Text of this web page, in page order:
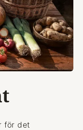
för det